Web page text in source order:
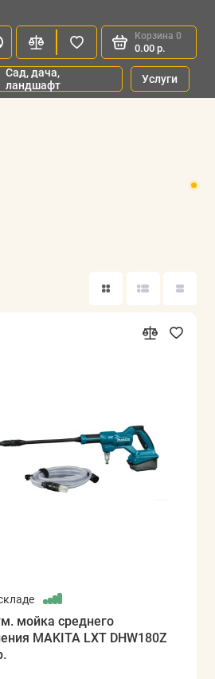
Корзина 0
0.00 р.
Сад, дача,
ландшафт
Услуги
мойка среднего
MAKITA LXT DHW180Z